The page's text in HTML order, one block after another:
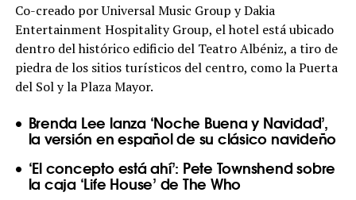
Co-creado por Universal Music Group y Dakia
Entertainment Hospitality Group, el hotel está ubicado
dentro del histórico edificio del Teatro Albéniz, a tiro de
piedra de los sitios turísticos del centro, como la Puerta
del Sol y la Plaza Mayor.
Brenda Lee lanza ‘Noche Buena y Navidad’,
la versión en español de su clásico navideño
‘El concepto está ahí’: Pete Townshend sobre
la caja ‘Life House’ de The Who